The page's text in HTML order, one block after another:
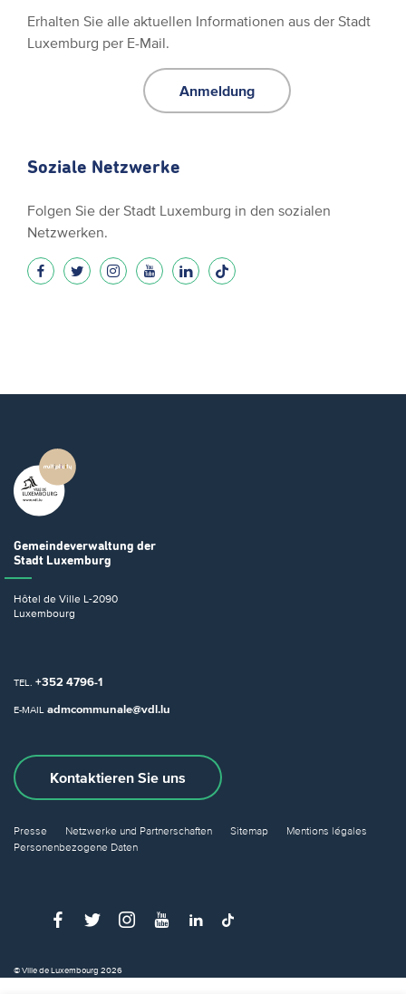
Erhalten Sie alle aktuellen Informationen aus der Stadt
Luxemburg per E-Mail.
Anmeldung
Soziale Netzwerke
Folgen Sie der Stadt Luxemburg in den sozialen
Netzwerken.
Gemeindeverwaltung der
Stadt Luxemburg
Hôtel de Ville L-2090
Luxembourg
TEL. +352 4796-1
E-MAIL admcommunale@vdl.lu
Kontaktieren Sie uns
Presse Netzwerke und Partnerschaften Sitemap
Mentions légales
Personenbezogene Daten
© Ville de Luxembourg 2026